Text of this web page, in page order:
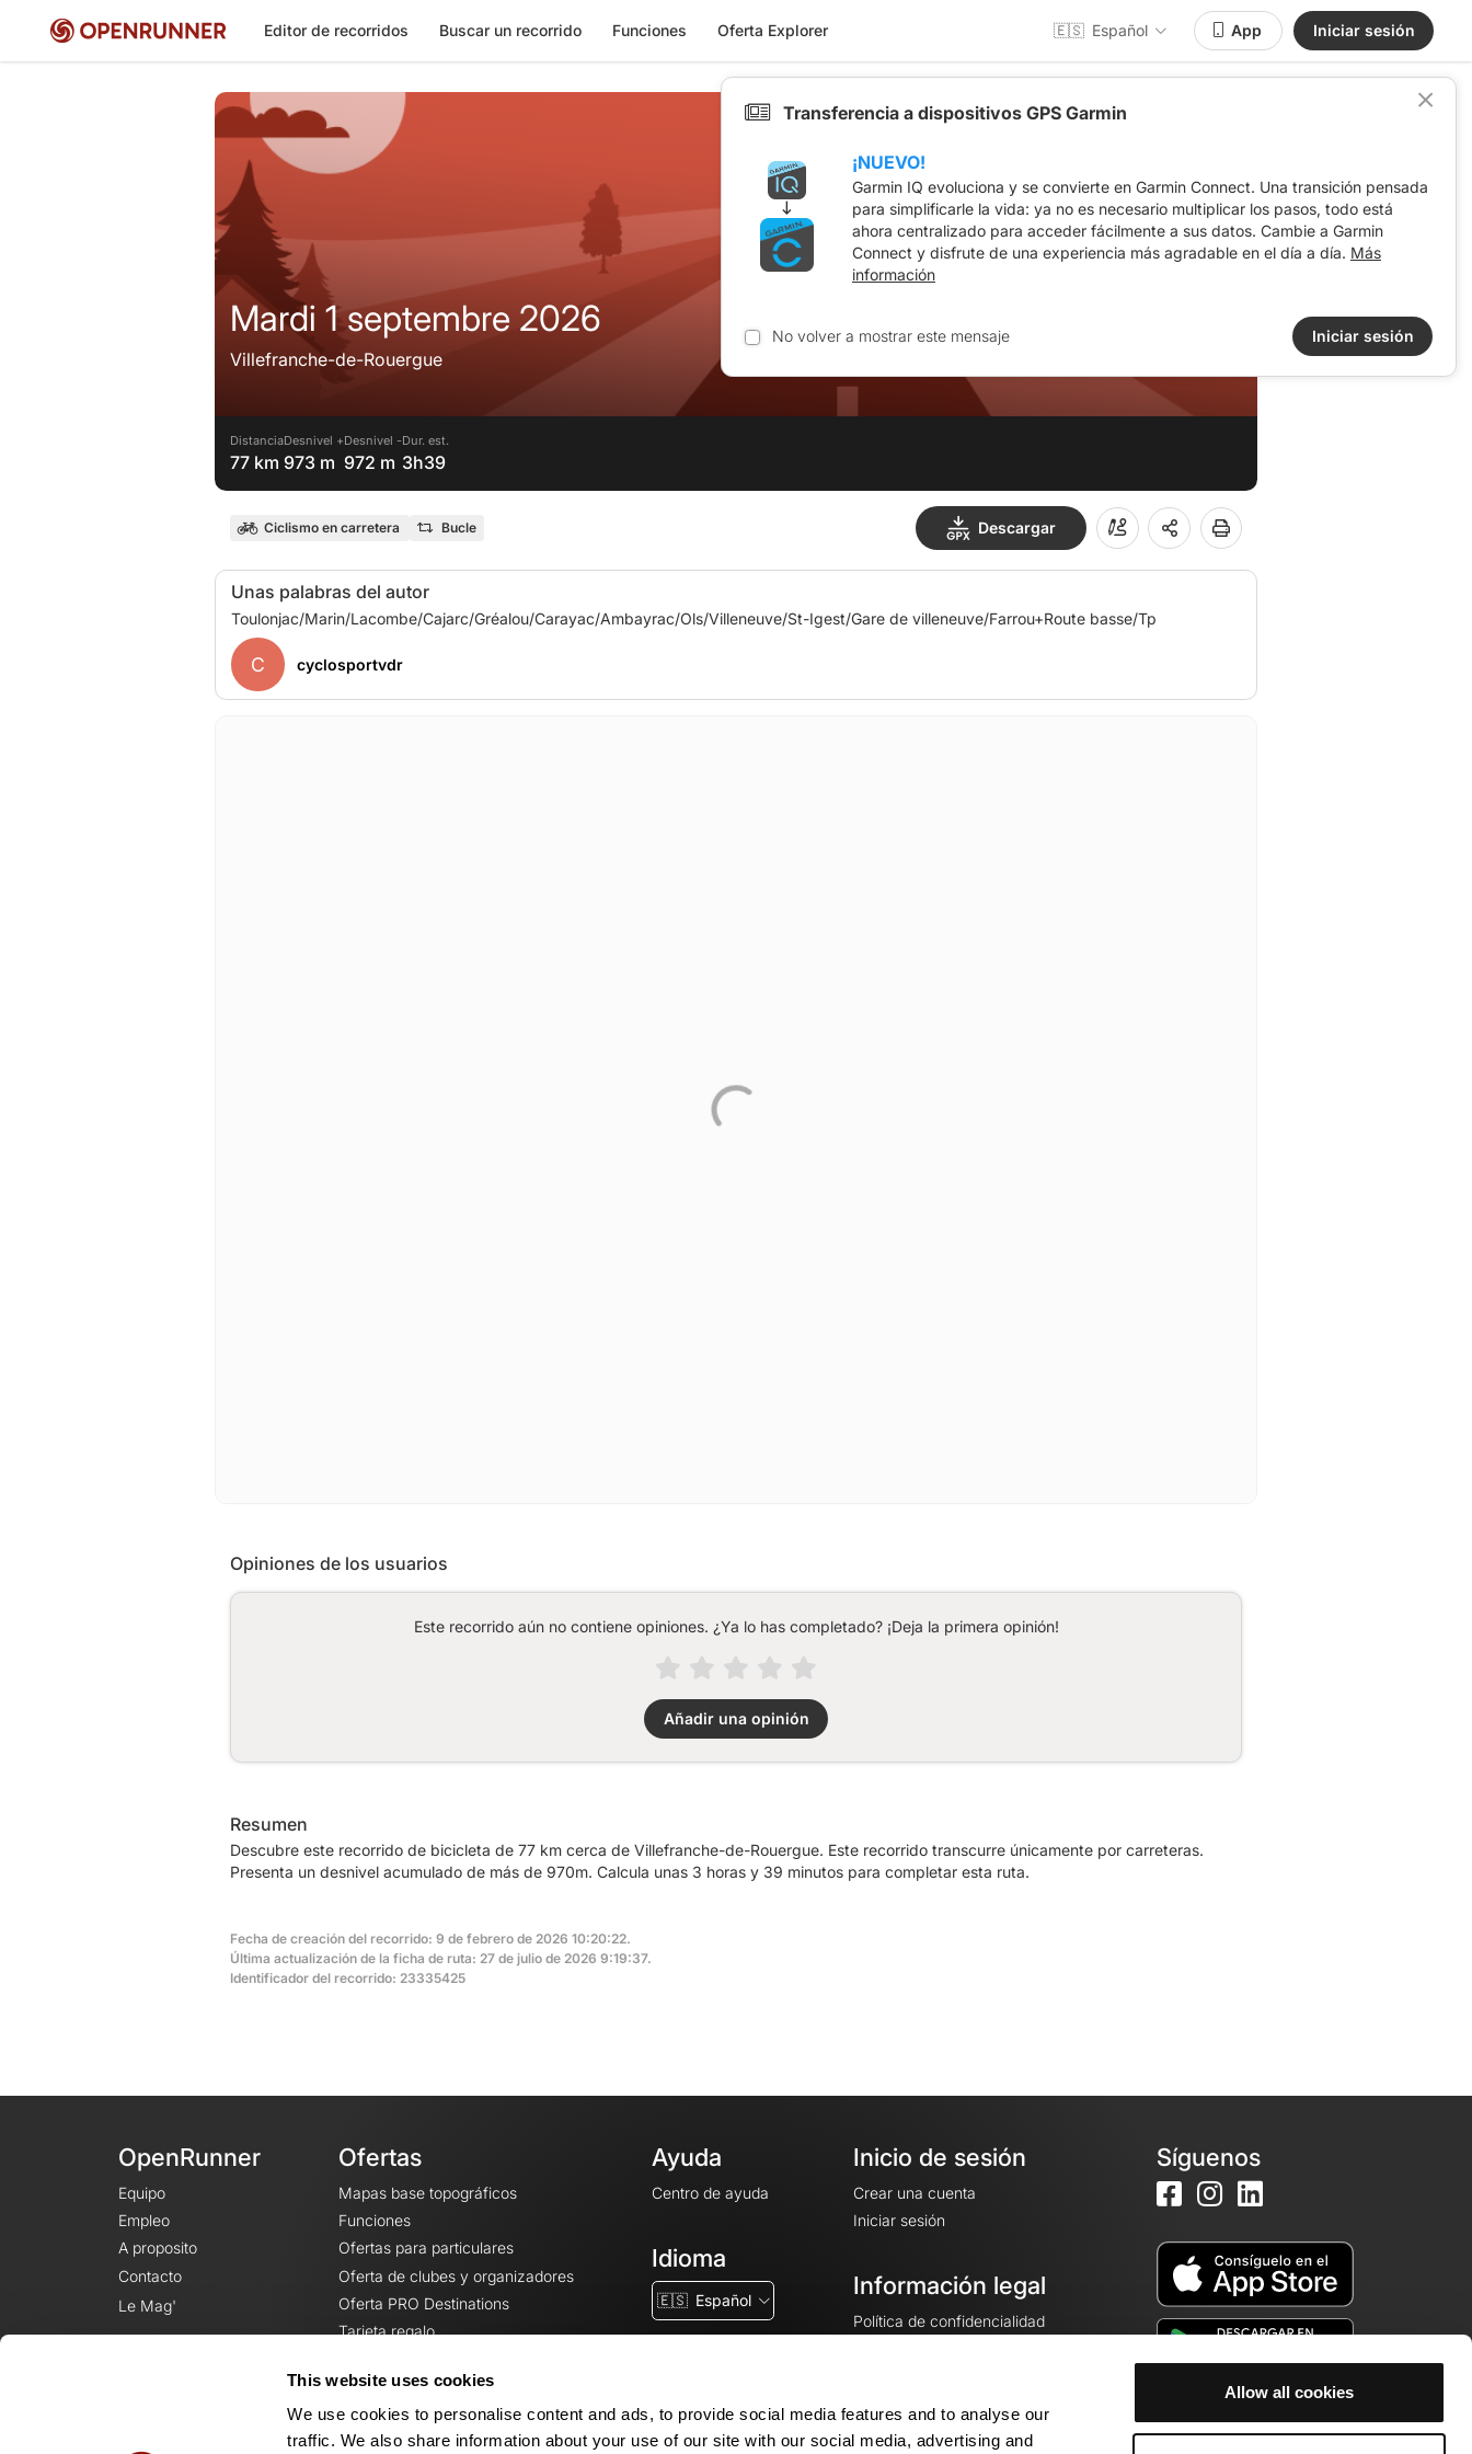
This website uses cookies
We use cookies to personalise content and ads, to provide social media features and to analyse our
traffic. We also share information about your use of our site with our social media, advertising and
Allow all cookies
Editor de recorridos Buscar un recorrido Funciones Oferta Explorer 🇪🇸 Español App Iniciar sesión
Mardi 1 septembre 2026
Villefranche-de-Rouergue
Distancia
77 km
Desnivel +
973 m
Desnivel -
972 m
Dur. est.
3h39
Ciclismo en carretera Bucle Descargar
Unas palabras del autor
C cyclosportvdr
Opiniones de los usuarios
Este recorrido aún no contiene opiniones. ¿Ya lo has completado? ¡Deja la primera opinión!
Añadir una opinión
Resumen
Descubre este recorrido de bicicleta de 77 km cerca de Villefranche-de-Rouergue. Este recorrido transcurre únicamente por carreteras.
Presenta un desnivel acumulado de más de 970m. Calcula unas 3 horas y 39 minutos para completar esta ruta.
Fecha de creación del recorrido: 9 de febrero de 2026 10:20:22.
Última actualización de la ficha de ruta: 27 de julio de 2026 9:19:37.
Identificador del recorrido: 23335425
OpenRunner
Equipo
Empleo
A proposito
Contacto
Le Mag'
Ofertas
Mapas base topográficos
Funciones
Ofertas para particulares
Oferta de clubes y organizadores
Oferta PRO Destinations
Tarjeta regalo
Ayuda
Centro de ayuda
Idioma
🇪🇸 Español
Inicio de sesión
Crear una cuenta
Iniciar sesión
Información legal
Política de confidencialidad
Avisos legales
Configuración de cookies
Síguenos
Transferencia a dispositivos GPS Garmin
¡NUEVO!
Garmin IQ evoluciona y se convierte en Garmin Connect. Una transición pensada
para simplificarle la vida: ya no es necesario multiplicar los pasos, todo está
ahora centralizado para acceder fácilmente a sus datos. Cambie a Garmin
Connect y disfrute de una experiencia más agradable en el día a día. Más
información
No volver a mostrar este mensaje Iniciar sesión